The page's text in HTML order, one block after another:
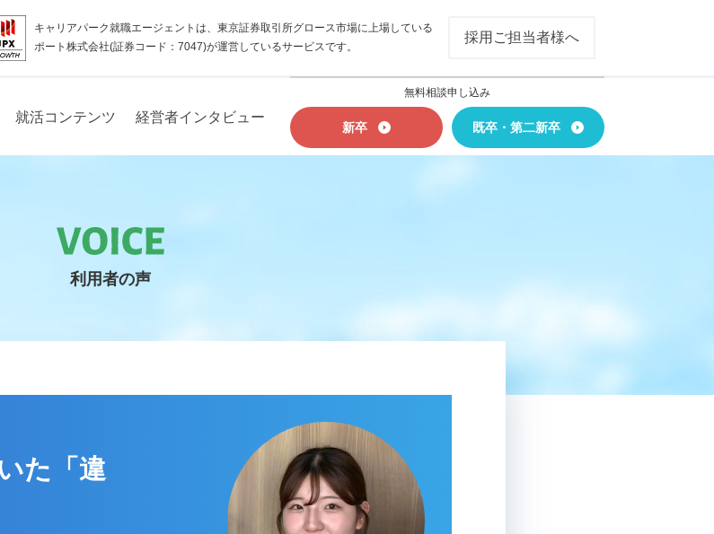
キャリアパーク就職エージェントは、東京証券取引所グロース市場に上場している
ポート株式会社(証券コード：7047)が運営しているサービスです。
採用ご担当者様へ
就活コンテンツ 経営者インタビュー
無料相談申し込み
新卒 既卒・第二新卒
利用者の声
た「違